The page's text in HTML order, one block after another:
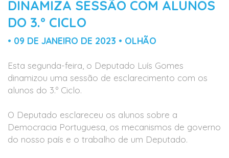
DINAMIZA SESSÃO COM ALUNOS
DO 3.º CICLO
• 09 DE JANEIRO DE 2023 • OLHÃO
Esta segunda-feira, o Deputado Luís Gomes
dinamizou uma sessão de esclarecimento com os
alunos do 3.º Ciclo.
O Deputado esclareceu os alunos sobre a
Democracia Portuguesa, os mecanismos de governo
do nosso país e o trabalho de um Deputado.